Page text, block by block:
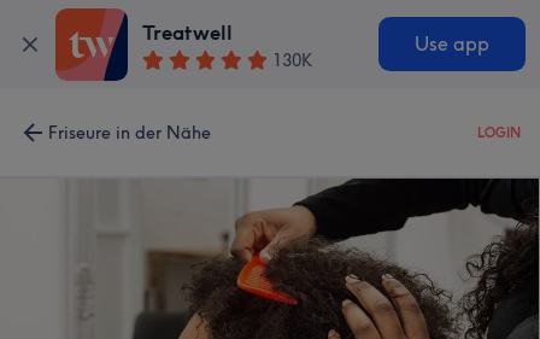
Treatwell
130K
Use app
Friseure in der Nähe LOGIN